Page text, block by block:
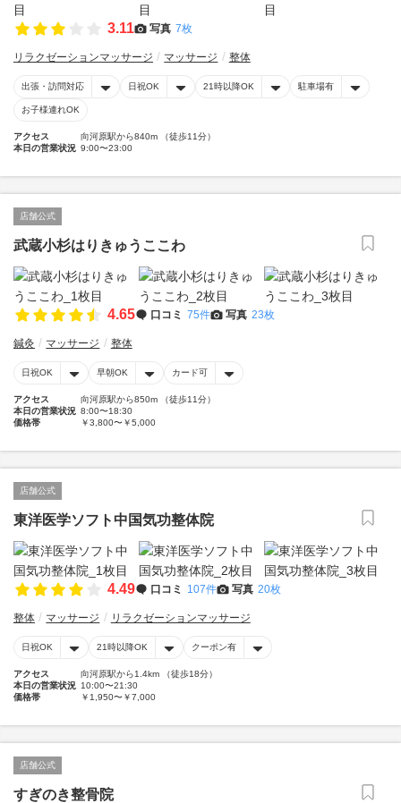
3.11 写真 7枚
リラクゼーションマッサージ マッサージ 整体
出張・訪問対応 日祝OK 21時以降OK 駐車場有
お子様連れOK
アクセス
向河原駅から840m （徒歩11分）
本日の営業状況 9:00〜23:00
店舗公式
武蔵小杉はりきゅうここわ
4.65 口コミ 75件 写真 23枚
鍼灸 マッサージ 整体
日祝OK 早朝OK カード可
アクセス
向河原駅から850m （徒歩11分）
本日の営業状況 8:00〜18:30
価格帯
￥3,800〜￥5,000
店舗公式
東洋医学ソフト中国気功整体院
4.49 口コミ 107件 写真 20枚
整体 マッサージ リラクゼーションマッサージ
日祝OK 21時以降OK クーポン有
アクセス
向河原駅から1.4km （徒歩18分）
本日の営業状況 10:00〜21:30
価格帯
￥1,950〜￥7,000
店舗公式
すぎのき整骨院